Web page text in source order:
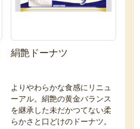
絹艶ドーナツ
よりやわらかな食感にリニュ
ーアル。絹艶の黄金バランス
を継承した未だかつてない柔
らかさと口どけのドーナツ。